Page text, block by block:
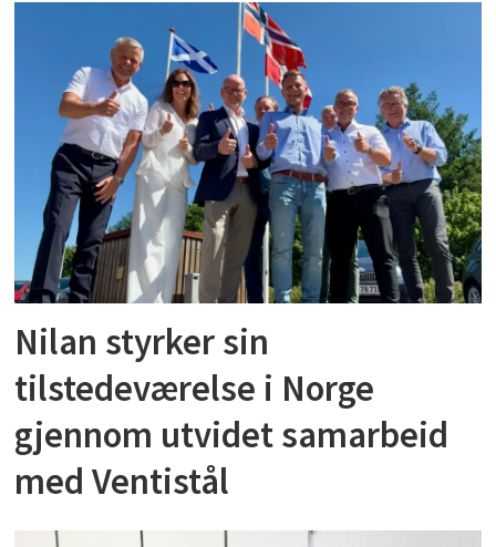
Nilan styrker sin
tilstedeværelse i Norge
gjennom utvidet samarbeid
med Ventistål